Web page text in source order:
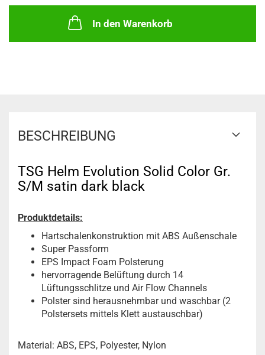
In den Warenkorb
BESCHREIBUNG
TSG Helm Evolution Solid Color Gr.
S/M satin dark black
Produktdetails:
Hartschalenkonstruktion mit ABS Außenschale
Super Passform
EPS Impact Foam Polsterung
hervorragende Belüftung durch 14
Lüftungsschlitze und Air Flow Channels
Polster sind herausnehmbar und waschbar (2
Polstersets mittels Klett austauschbar)
Material: ABS, EPS, Polyester, Nylon